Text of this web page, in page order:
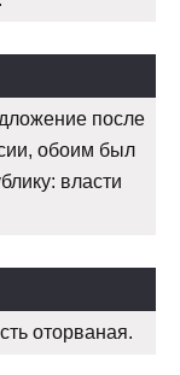
после
обоим был
власти
оторваная.